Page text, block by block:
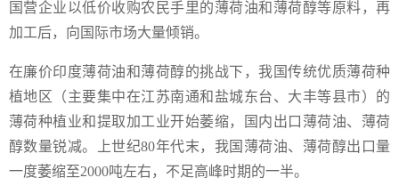
国营企业以低价收购农民手里的薄荷油和薄荷醇等原料，再
加工后，向国际市场大量倾销。
在廉价印度薄荷油和薄荷醇的挑战下，我国传统优质薄荷种
植地区（主要集中在江苏南通和盐城东台、大丰等县市）的
薄荷种植业和提取加工业开始萎缩，国内出口薄荷油、薄荷
醇数量锐减。上世纪80年代末，我国薄荷油、薄荷醇出口量
一度萎缩至2000吨左右，不足高峰时期的一半。